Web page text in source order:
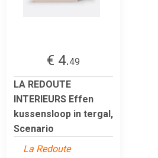
€ 4.49
LA REDOUTE
INTERIEURS Effen
kussensloop in tergal,
Scenario
La Redoute